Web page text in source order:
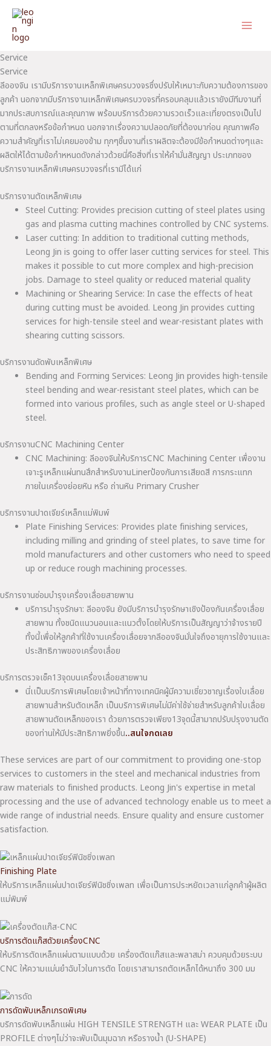
Skip
content
Service
Service
ลีอองจิน เรามีบริการงานเหล็กพิเศษครบวงจรซึ่งปรับให้เหมาะกับความต้องการของ
ลูกค้า นอกจากมีบริการงานเหล็กพิเศษครบวงจรที่ครอบคลุมแล้วเรายังมีทีมงานที่
มากประสบการณ์และคุณภาพ พร้อมบริการด้วยความรวดเร็วและเที่ยงตรงเป็นไป
ตามที่ตกลงหรือข้อกำหนด นอกจากเรื่องความปลอดภัยที่ต้องมาก่อน คุณภาพคือ
ความสำคัญที่เราไม่เคยมองข้าม ทุกๆชิ้นงานที่เราผลิตจะต้องมีข้อกำหนดต่างๆและ
ผลิตให้ได้ตามข้อกำหหนดดังกล่าวด้วยนี่คือสิ่งที่เราให้คำมั่นสัญญา ประเภทของ
บริการงานเหล็กพิเศษครบวงจรที่เรามีได้แก่
บริการงานตัดเหล็กพิเศษ
Steel Cutting: Provides precision cutting of steel plates using
gas and plasma cutting machines controlled by CNC systems.
Laser cutting: In addition to traditional cutting methods,
Leong Jin is going to offer laser cutting services for steel. This
makes it possible to cut more complex and high-precision
jobs. Damage to steel quality or reduced material quality
Machining or Shearing Service: In case the effects of heat
during cutting must be avoided. Leong Jin provides cutting
services for high-tensile steel and wear-resistant plates with
shearing cutting scissors.
บริการงานดัดพับเหล็กพิเศษ
Bending and Forming Services: Leong Jin provides high-tensile
steel bending and wear-resistant steel plates, which can be
formed into various profiles, such as angle steel or U-shaped
steel.
บริการงานCNC Machining Center
CNC Machining: ลีอองจินให้บริการCNC Machining Center เพื่องาน
เจาะรูเหล็กแผ่นทนสึกสำหรับงานLinerป้องกันการเสียดสี การกระแทก
ภายในเครื่องย่อยหิน หรือ ถ่านหิน Primary Crusher
บริการงานปาดเจียร์เหล็กแม่พิมพ์
Plate Finishing Services: Provides plate finishing services,
including milling and grinding of steel plates, to save time for
mold manufacturers and other customers who need to speed
up or reduce rough machining processes.
บริการงานซ่อมบำรุงเครื่องเลื่อยสายพาน
บริการบำรุงรักษา: ลีอองจิน ยังมีบริการบำรุงรักษาเชิงป้องกันเครื่องเลื่อย
สายพาน ทั้งชนิดแนวนอนและแนวตั้งโดยให้บริการเป็นสัญญาว่าจ้างรายปี
ทั้งนี้เพื่อให้ลูกค้าที่ใช้งานเครื่องเลื่อยจากลีอองจินมั่นใจถึงอายุการใช้งานและ
ประสิทธิภาพของเครื่องเลื่อย
บริการตรวจเช็ค13จุดบนเครื่องเลื่อยสายพาน
นี่เเป็นบริการพิเศษโดยเจ้าหน้าที่ทางเทคนิคผู้มีความเชี่ยวชาญเรื่องใบเลื่อย
สายพานสำหรับตัดเหล็ก เป็นบริการพิเศษไม่มีค่าใช้จ่ายสำหรับลูกค้าใบเลื่อย
สายพานตัดเหล็กของเรา ด้วยการตรวจเพียง13จุดนี้สามาถปรับปรุงงานตัด
ของท่านให้มีประสิทธิภาพยิ่งขึ้น..สนใจกดเลย
These services are part of our commitment to providing one-stop
services to customers in the steel and mechanical industries from
raw materials to finished products. Leong Jin's expertise in metal
processing and the use of advanced technology enable us to meet a
wide range of industrial needs. Ensure quality and ensure customer
satisfaction.
Finishing Plate
ให้บริการเหล็กแผ่นปาดเจียร์ฟินิชชิ่งเพลท เพื่อเป็นการประหยัดเวลาแก่ลูกค้าผู้ผลิต
แม่พิมพ์
บริการตัดแก๊สดัวยเครื่องCNC
ให้บริการตัดเหล็กแผ่นตามแบบด้วย เครื่องตัดแก๊สและพลาสม่า ควบคุมด้วยระบบ
CNC ให้ความแม่นยำฉับไวในการตัด โดยเราสามารถตัดเหล็กได้หนาถึง 300 มม
การดัดพับเหล็กเกรดพิเศษ
บริการดัดพับเหล็กแผ่น HIGH TENSILE STRENGTH และ WEAR PLATE เป็น
PROFILE ต่างๆไม่ว่าจะพับเป็นมุมฉาก หรือรางน้ำ (U-SHAPE)